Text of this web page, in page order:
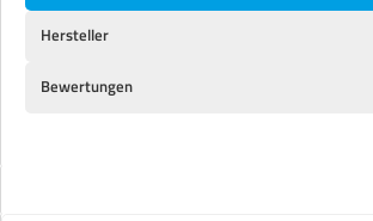
Hersteller
Bewertungen